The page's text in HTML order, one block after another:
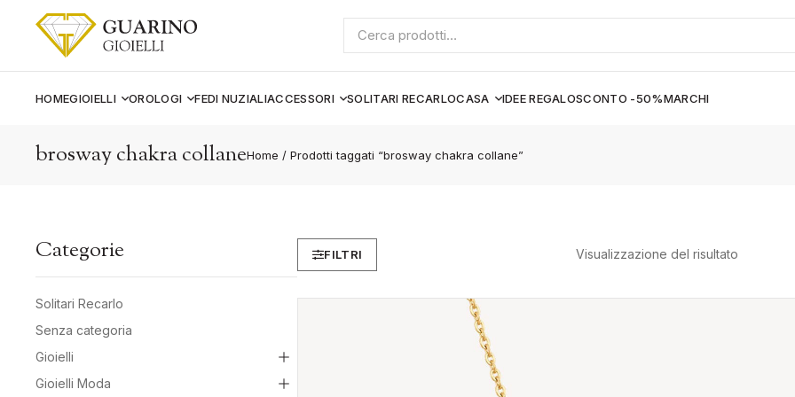
Cerca:
HOMEGIOIELLI OROLOGI FEDI NUZIALIACCESSORI SOLITARI RECARLOCASA IDEE REGALOSCONTO -50%MARCHI
brosway chakra collaneHome / Prodotti taggati “brosway chakra collane”
FILTRI Visualizzazione del risultato
Categorie
Solitari Recarlo
Senza categoria
Gioielli
Gioielli Donna
Gioielli Moda